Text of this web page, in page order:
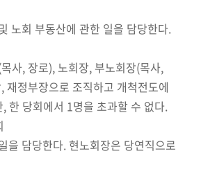
노회 부동산에 관한 일을 담당한다.
사, 장로), 노회장, 부노회장(목사,
재정부장으로 조직하고 개척전도에
한 당회에서 1명을 초과할 수 없다.
을 담당한다. 현노회장은 당연직으로